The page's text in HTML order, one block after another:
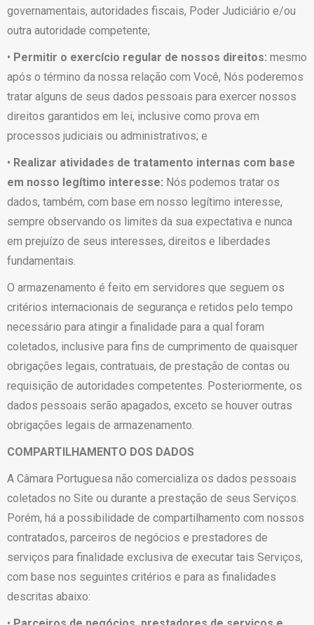
governamentais, autoridades fiscais, Poder Judiciário e/ou
outra autoridade competente;
• Permitir o exercício regular de nossos direitos: mesmo
após o término da nossa relação com Você, Nós poderemos
tratar alguns de seus dados pessoais para exercer nossos
direitos garantidos em lei, inclusive como prova em
processos judiciais ou administrativos; e
• Realizar atividades de tratamento internas com base
em nosso legítimo interesse: Nós podemos tratar os
dados, também, com base em nosso legítimo interesse,
sempre observando os limites da sua expectativa e nunca
em prejuízo de seus interesses, direitos e liberdades
fundamentais.
O armazenamento é feito em servidores que seguem os
critérios internacionais de segurança e retidos pelo tempo
necessário para atingir a finalidade para a qual foram
coletados, inclusive para fins de cumprimento de quaisquer
obrigações legais, contratuais, de prestação de contas ou
requisição de autoridades competentes. Posteriormente, os
dados pessoais serão apagados, exceto se houver outras
obrigações legais de armazenamento.
COMPARTILHAMENTO DOS DADOS
A Câmara Portuguesa não comercializa os dados pessoais
coletados no Site ou durante a prestação de seus Serviços.
Porém, há a possibilidade de compartilhamento com nossos
contratados, parceiros de negócios e prestadores de
serviços para finalidade exclusiva de executar tais Serviços,
com base nos seguintes critérios e para as finalidades
descritas abaixo: